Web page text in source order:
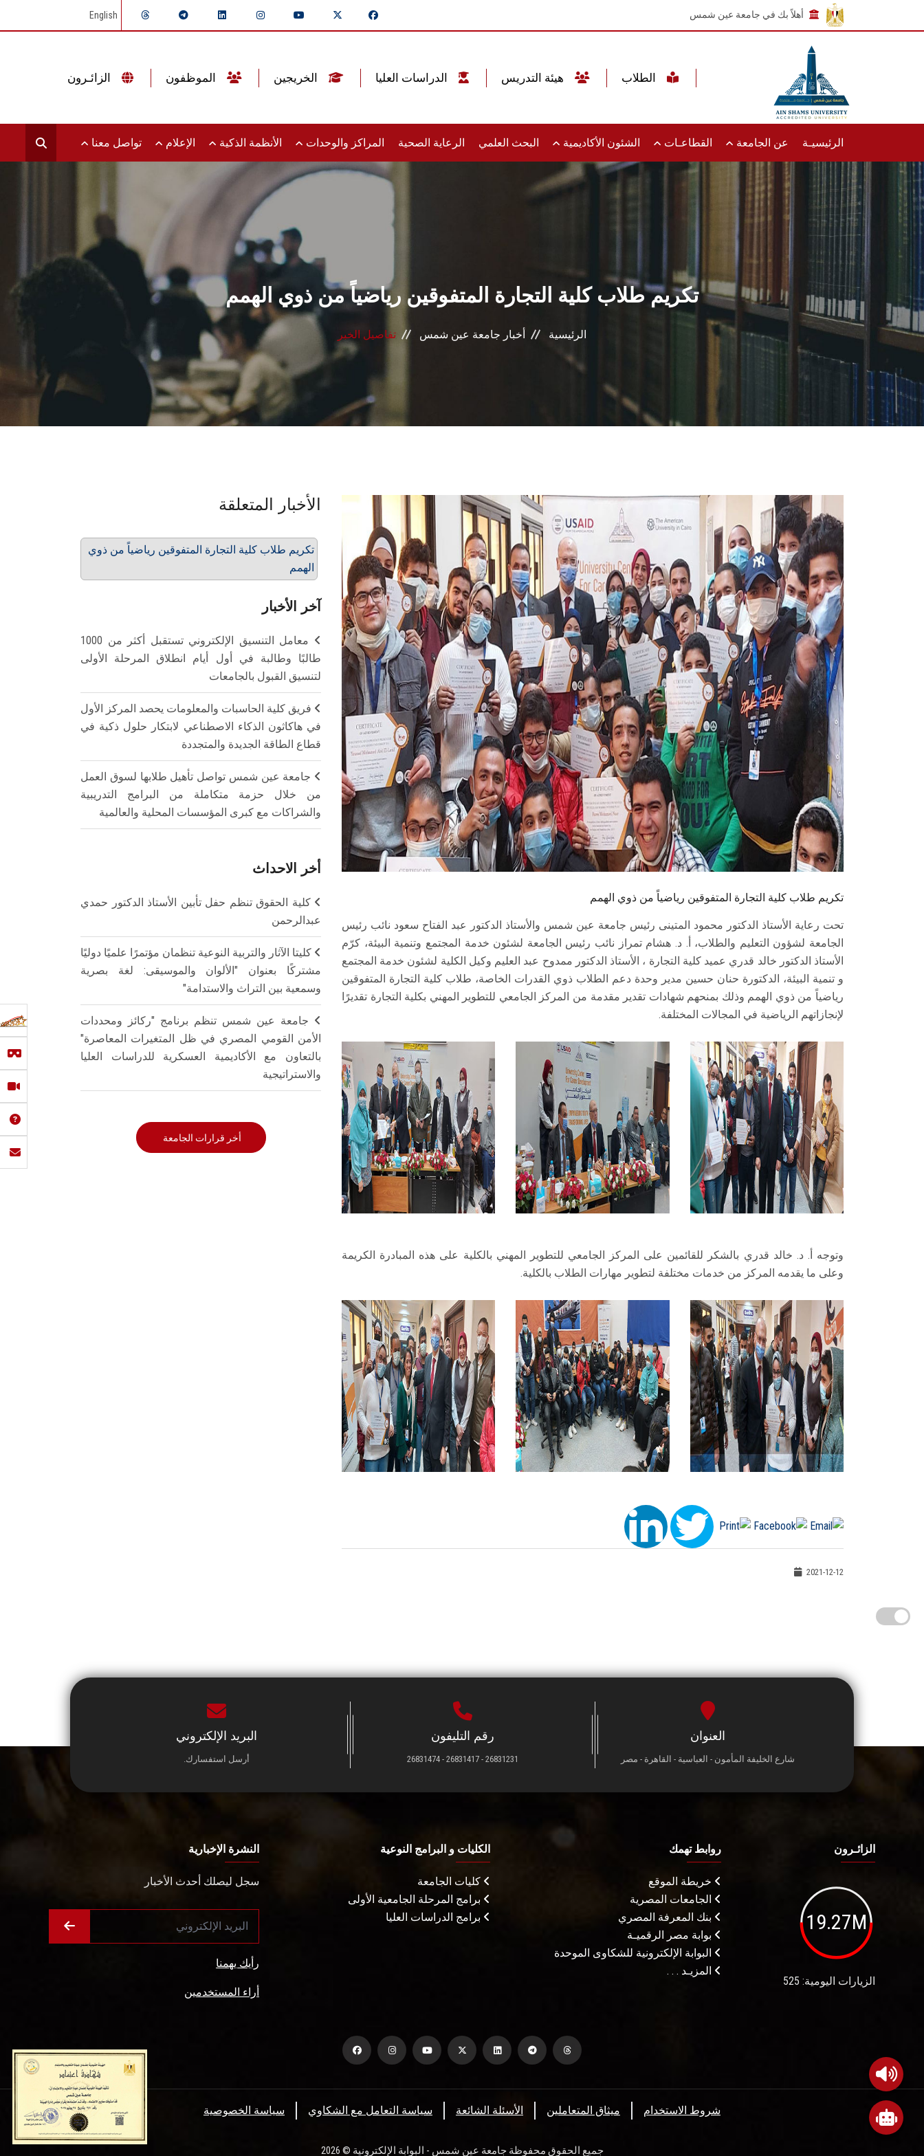
أهلاً بك في جامعة عين شمس English
الرئيسيـة عن الجامعة القطاعـات الشئون الأكاديمية البحث العلمي الرعاية الصحية المراكز والوحدات الأنظمة الذكية الإعلام تواصل معنا
تكريم طلاب كلية التجارة المتفوقين رياضياً من ذوي الهمم
الرئيسية أخبار جامعة عين شمس تفاصيل الخبر
تكريم طلاب كلية التجارة المتفوقين رياضياً من ذوي الهمم
تحت رعاية الأستاذ الدكتور محمود المتينى رئيس جامعة عين شمس والأستاذ الدكتور عبد الفتاح سعود نائب رئيس
الجامعة لشؤون التعليم والطلاب، أ. د. هشام تمراز نائب رئيس الجامعة لشئون خدمة المجتمع وتنمية البيئة، كرّم
الأستاذ الدكتور خالد قدري عميد كلية التجارة ، الأستاذ الدكتور ممدوح عبد العليم وكيل الكلية لشئون خدمة المجتمع
و تنمية البيئة، الدكتورة حنان حسين مدير وحدة دعم الطلاب ذوي القدرات الخاصة، طلاب كلية التجارة المتفوقين
رياضياً من ذوي الهمم وذلك بمنحهم شهادات تقدير مقدمة من المركز الجامعي للتطوير المهني بكلية التجارة تقديرًا
لإنجازاتهم الرياضية في المجالات المختلفة.
وتوجه أ. د. خالد قدري بالشكر للقائمين على المركز الجامعي للتطوير المهني بالكلية على هذه المبادرة الكريمة
وعلى ما يقدمه المركز من خدمات مختلفة لتطوير مهارات الطلاب بالكلية.
2021-12-12
الأخبار المتعلقة
تكريم طلاب كلية التجارة المتفوقين رياضياً من ذوي
الهمم
آخر الأخبار
معامل التنسيق الإلكتروني تستقبل أكثر من 1000
طالبًا وطالبة في أول أيام انطلاق المرحلة الأولى
لتنسيق القبول بالجامعات
فريق كلية الحاسبات والمعلومات يحصد المركز الأول
في هاكاثون الذكاء الاصطناعي لابتكار حلول ذكية في
قطاع الطاقة الجديدة والمتجددة
جامعة عين شمس تواصل تأهيل طلابها لسوق العمل
من خلال حزمة متكاملة من البرامج التدريبية
والشراكات مع كبرى المؤسسات المحلية والعالمية
أخر الاحداث
كلية الحقوق تنظم حفل تأبين الأستاذ الدكتور حمدي
عبدالرحمن
كليتا الآثار والتربية النوعية تنظمان مؤتمرًا علميًا دوليًا
مشتركًا بعنوان "الألوان والموسيقى: لغة بصرية
وسمعية بين التراث والاستدامة"
جامعة عين شمس تنظم برنامج "ركائز ومحددات
الأمن القومي المصري في ظل المتغيرات المعاصرة"
بالتعاون مع الأكاديمية العسكرية للدراسات العليا
والاستراتيجية
أخر قرارات الجامعة
العنوان
شارع الخليفة المأمون - العباسية - القاهرة - مصر
رقم التليفون
26831231 - 26831417 - 26831474
البريد الإلكتروني
أرسل استفسارك.
الزائـرون
19.27M
الزيارات اليومية: 525
روابط تهمك
خريطة الموقع
الجامعات المصرية
بنك المعرفة المصري
بوابة مصر الرقميـة
البوابة الإلكترونية للشكاوى الموحدة
المزيـد . . .
الكليات و البرامج النوعية
كليات الجامعة
برامج المرحلة الجامعية الأولى
برامج الدراسات العليا
النشرة الإخبارية
سجل ليصلك أحدث الأخبار
رأيك يهمنا
أراء المستخدمين
سياسة الخصوصية سياسة التعامل مع الشكاوي الأسئلة الشائعة ميثاق المتعاملين شروط الاستخدام
جميع الحقوق محفوظة جامعة عين شمس - البوابة الإلكترونية © 2026